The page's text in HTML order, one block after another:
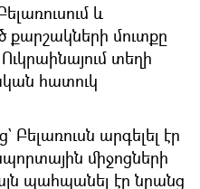
և
մուտքը
տեղի
հատուկ
արգելել էր
միջոցների
պահպանել էր նրանց